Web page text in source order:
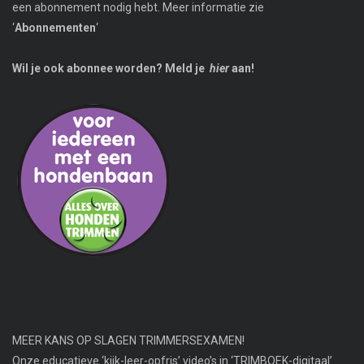
een abonnement nodig hebt. Meer informatie zie
‘Abonnementen‘
Wil je ook abonnee worden? Meld je hieraan!
MEER KANS OP SLAGEN TRIMMERSEXAMEN!
Onze educatieve ‘kijk-leer-opfris’ video’s in ‘TRIMBOEK-digitaal’